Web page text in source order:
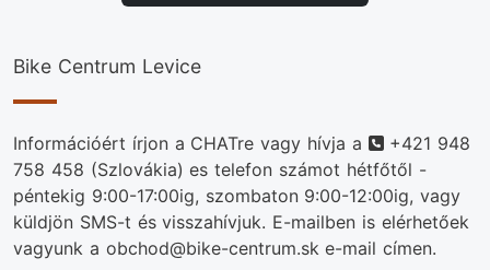
Bike Centrum Levice
Információért írjon a CHATre vagy hívja a Telefonszám
+421 948
758 458 (Szlovákia) es telefon számot hétfőtől -
péntekig 9:00-17:00ig, szombaton 9:00-12:00ig, vagy
küldjön SMS-t és visszahívjuk. E-mailben is elérhetőek
vagyunk a obchod@bike-centrum.sk e-mail címen.